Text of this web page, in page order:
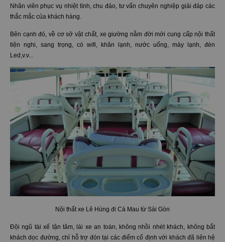
Nhân viên phục vụ nhiệt tình, chu đáo, tư vấn chuyên nghiệp giải đáp các
thắc mắc của khách hàng.
Bên cạnh đó, về cơ sở vật chất, xe giường nằm đời mới cung cấp nội thất
tiện nghi, sang trọng, có wifi, khăn lạnh, nước uống, máy lạnh, đèn
Led,v.v...
Nội thất xe Lê Hùng đi Cà Mau từ Sài Gòn
Đội ngũ tài xế tận tâm, lái xe an toàn, không nhồi nhét khách, không bắt
khách dọc đường, chỉ hỗ trợ đón tại các điểm cố định với khách đã liên hệ